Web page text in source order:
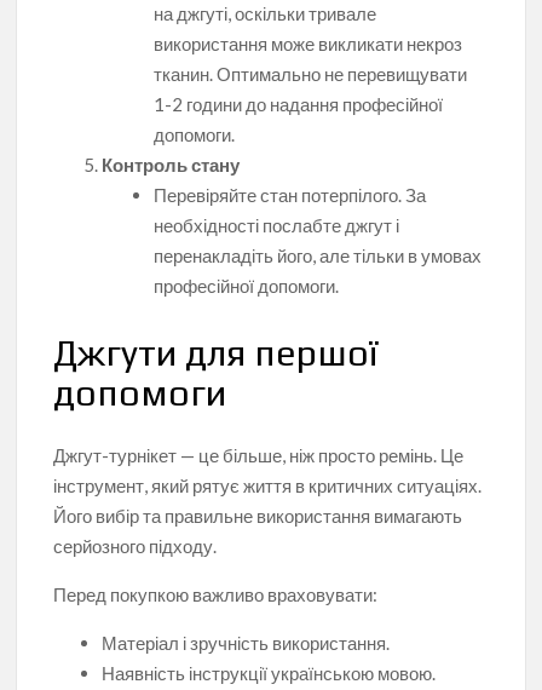
на джгуті, оскільки тривале
використання може викликати некроз
тканин. Оптимально не перевищувати
1-2 години до надання професійної
допомоги.
Контроль стану
Перевіряйте стан потерпілого. За
необхідності послабте джгут і
перенакладіть його, але тільки в умовах
професійної допомоги.
Джгути для першої
допомоги
Джгут-турнікет — це більше, ніж просто ремінь. Це
інструмент, який рятує життя в критичних ситуаціях.
Його вибір та правильне використання вимагають
серйозного підходу.
Перед покупкою важливо враховувати:
Матеріал і зручність використання.
Наявність інструкції українською мовою.